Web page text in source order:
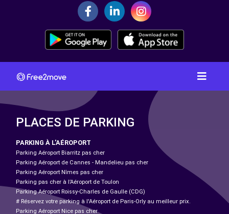
PLACES DE PARKING
PARKING À L'AÉROPORT
Parking Aéroport Biarritz pas cher
Parking Aéroport de Cannes - Mandelieu pas cher
Parking Aéroport Nîmes pas cher
Parking pas cher à l’Aéroport de Toulon
Parking Aéroport Roissy-Charles de Gaulle (CDG)
# Réservez votre parking à l'Aéroport de Paris-Orly au meilleur prix.
Parking Aéroport Nice pas cher